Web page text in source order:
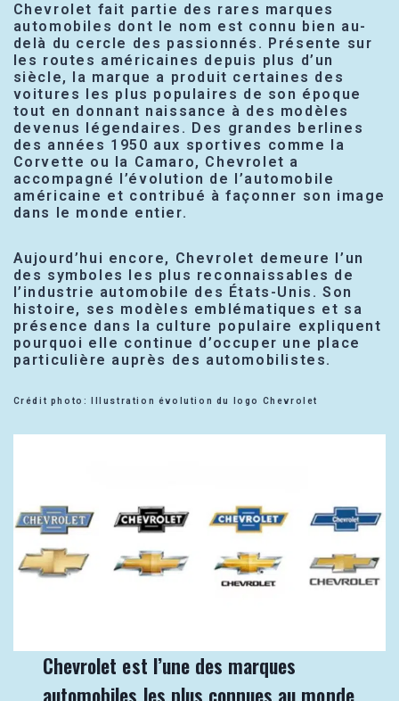
Chevrolet fait partie des rares marques
automobiles dont le nom est connu bien au-
delà du cercle des passionnés. Présente sur
les routes américaines depuis plus d’un
siècle, la marque a produit certaines des
voitures les plus populaires de son époque
tout en donnant naissance à des modèles
devenus légendaires. Des grandes berlines
des années 1950 aux sportives comme la
Corvette ou la Camaro, Chevrolet a
accompagné l’évolution de l’automobile
américaine et contribué à façonner son image
dans le monde entier.
Aujourd’hui encore, Chevrolet demeure l’un
des symboles les plus reconnaissables de
l’industrie automobile des États-Unis. Son
histoire, ses modèles emblématiques et sa
présence dans la culture populaire expliquent
pourquoi elle continue d’occuper une place
particulière auprès des automobilistes.
Crédit photo: Illustration évolution du logo Chevrolet
Chevrolet est l’une des marques
automobiles les plus connues au monde